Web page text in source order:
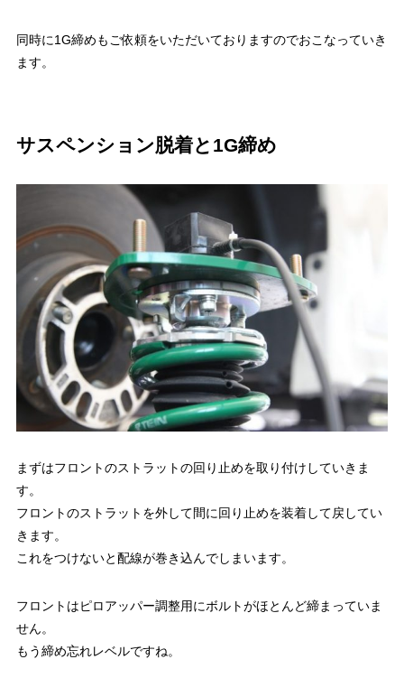
同時に1G締めもご依頼をいただいておりますのでおこなっていき
ます。
サスペンション脱着と1G締め
まずはフロントのストラットの回り止めを取り付けしていきま
す。
フロントのストラットを外して間に回り止めを装着して戻してい
きます。
これをつけないと配線が巻き込んでしまいます。
フロントはピロアッパー調整用にボルトがほとんど締まっていま
せん。
もう締め忘れレベルですね。